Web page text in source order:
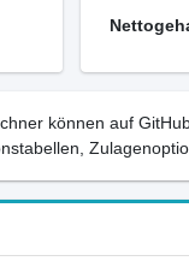
können auf